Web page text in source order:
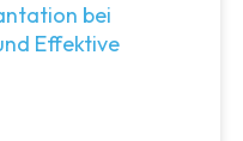
bei
Effektive